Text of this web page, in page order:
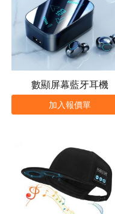
數顯屏幕藍牙耳機
加入報價單